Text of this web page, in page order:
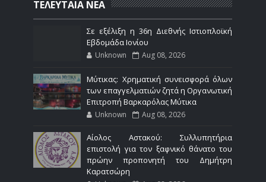
ΤΕΛΕΥΤΑΙΑ ΝΕΑ
Σε εξέλιξη η 36η Διεθνής Ιστιοπλοϊκή
Εβδομάδα Ιονίου
Unknown Aug 08, 2026
Μύτικας: Χρηματική συνεισφορά όλων
των επαγγελματιών ζητά η Οργανωτική
Επιτροπή Βαρκαρόλας Μύτικα
Unknown Aug 08, 2026
Αίολος Αστακού: Συλλυπητήρια
επιστολή για τον ξαφνικό θάνατο του
πρώην προπονητή του Δημήτρη
Καρατσώρη